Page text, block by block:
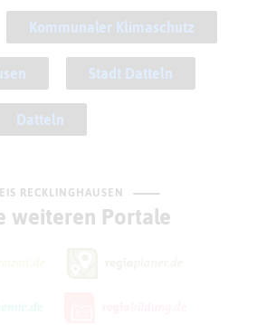
Kommunaler Klimaschutz
Stadt Datteln
Datteln
RECKLINGHAUSEN
weiteren Portale